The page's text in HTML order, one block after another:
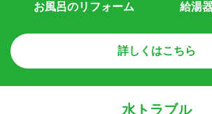
お風呂のリフォーム 給湯
詳しくはこちら
水トラブル